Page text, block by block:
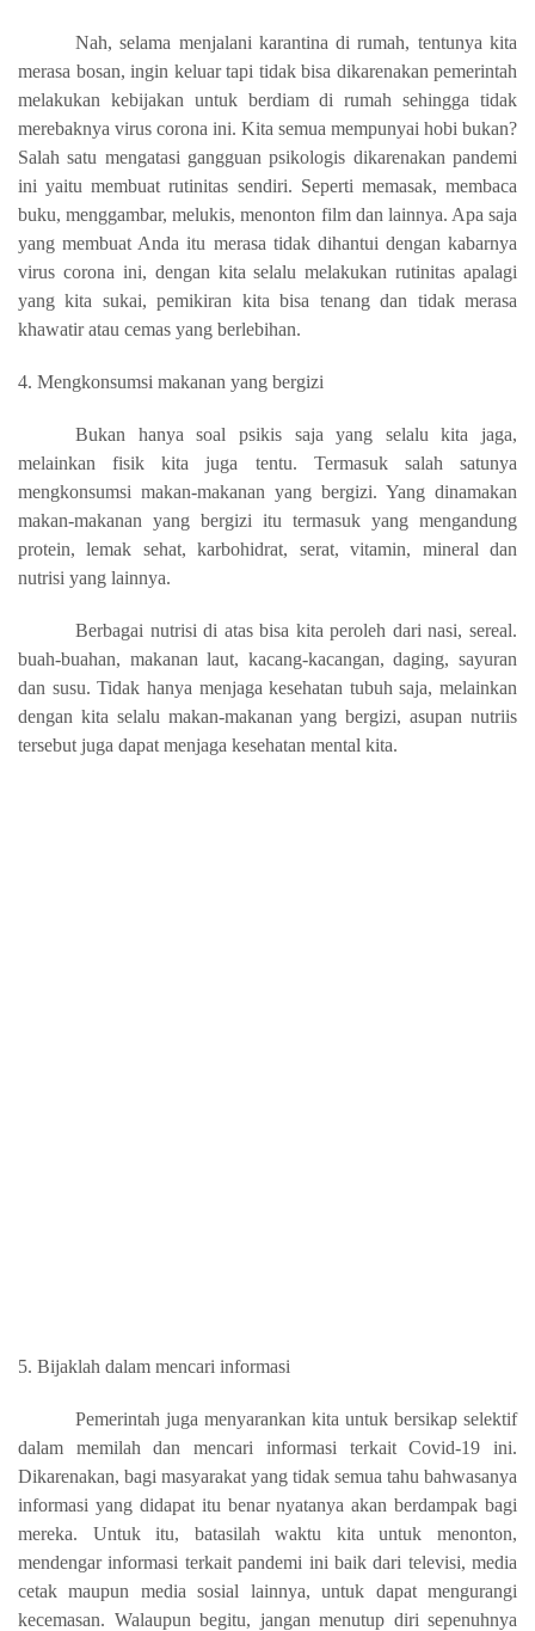
Nah, selama menjalani karantina di rumah, tentunya kita
merasa bosan, ingin keluar tapi tidak bisa dikarenakan pemerintah
melakukan kebijakan untuk berdiam di rumah sehingga tidak
merebaknya virus corona ini. Kita semua mempunyai hobi bukan?
Salah satu mengatasi gangguan psikologis dikarenakan pandemi
ini yaitu membuat rutinitas sendiri. Seperti memasak, membaca
buku, menggambar, melukis, menonton film dan lainnya. Apa saja
yang membuat Anda itu merasa tidak dihantui dengan kabarnya
virus corona ini, dengan kita selalu melakukan rutinitas apalagi
yang kita sukai, pemikiran kita bisa tenang dan tidak merasa
khawatir atau cemas yang berlebihan.
4. Mengkonsumsi makanan yang bergizi
Bukan hanya soal psikis saja yang selalu kita jaga,
melainkan fisik kita juga tentu. Termasuk salah satunya
mengkonsumsi makan-makanan yang bergizi. Yang dinamakan
makan-makanan yang bergizi itu termasuk yang mengandung
protein, lemak sehat, karbohidrat, serat, vitamin, mineral dan
nutrisi yang lainnya.
Berbagai nutrisi di atas bisa kita peroleh dari nasi, sereal.
buah-buahan, makanan laut, kacang-kacangan, daging, sayuran
dan susu. Tidak hanya menjaga kesehatan tubuh saja, melainkan
dengan kita selalu makan-makanan yang bergizi, asupan nutriis
tersebut juga dapat menjaga kesehatan mental kita.
5. Bijaklah dalam mencari informasi
Pemerintah juga menyarankan kita untuk bersikap selektif
dalam memilah dan mencari informasi terkait Covid-19 ini.
Dikarenakan, bagi masyarakat yang tidak semua tahu bahwasanya
informasi yang didapat itu benar nyatanya akan berdampak bagi
mereka. Untuk itu, batasilah waktu kita untuk menonton,
mendengar informasi terkait pandemi ini baik dari televisi, media
cetak maupun media sosial lainnya, untuk dapat mengurangi
kecemasan. Walaupun begitu, jangan menutup diri sepenuhnya